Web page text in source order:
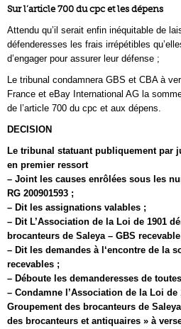
Sur l’article 700 du cpc et les dépens
Attendu qu’il serait enfin inéquitable de
défenderesses les frais irrépétibles
d’engager pour assurer leur défense ;
Le tribunal condamnera GBS et CBA à
France et eBay International AG la
de l’article 700 du cpc et aux dépens.
DECISION
Le tribunal statuant publiquement par
en premier ressort
– Joint les causes enrôlées sous les
RG 200901593 ;
– Dit les assignations valables ;
– Dit L’Association de la Loi de 1901
brocanteurs de Saleya – GBS
– Dit les demandes à l‘encontre de la
recevables ;
– Déboute les demanderesses de
– Condamne l’Association de la Loi de
Groupement des brocanteurs de
des brocanteurs et antiquaires » à